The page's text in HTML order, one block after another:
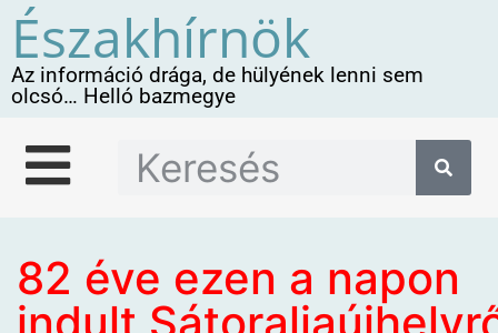
Északhírnök
Az információ drága, de hülyének lenni sem
olcsó… Helló bazmegye
82 éve ezen a napon